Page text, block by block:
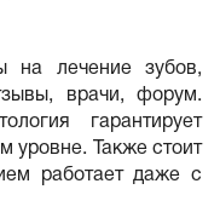
на лечение зубов,
врачи, форум.
гарантирует
уровне. Также стоит
работает даже с